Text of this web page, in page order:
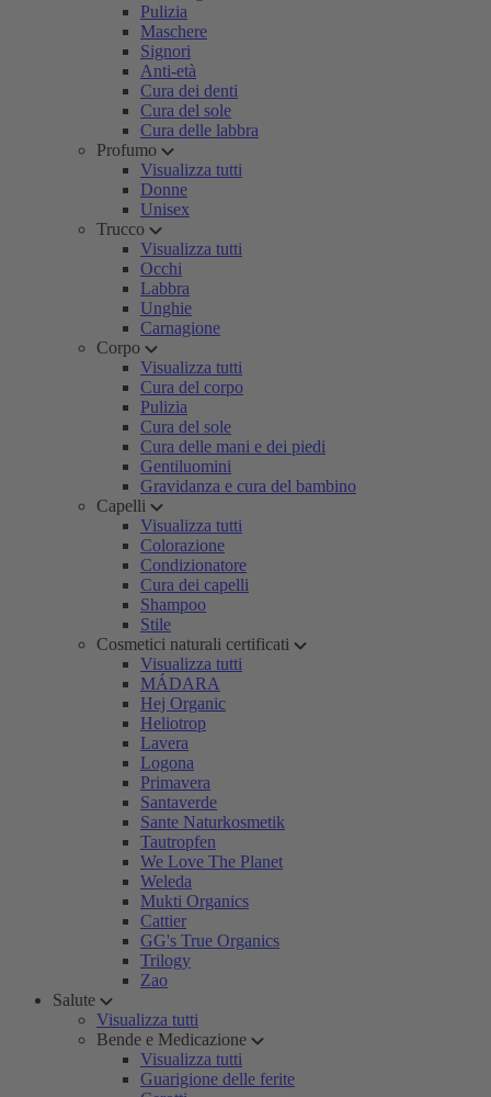
Pulizia
Maschere
Signori
Anti-età
Cura dei denti
Cura del sole
Cura delle labbra
Profumo
Visualizza tutti
Donne
Unisex
Trucco
Visualizza tutti
Occhi
Labbra
Unghie
Carnagione
Corpo
Visualizza tutti
Cura del corpo
Pulizia
Cura del sole
Cura delle mani e dei piedi
Gentiluomini
Gravidanza e cura del bambino
Capelli
Visualizza tutti
Colorazione
Condizionatore
Cura dei capelli
Shampoo
Stile
Cosmetici naturali certificati
Visualizza tutti
MÁDARA
Hej Organic
Heliotrop
Lavera
Logona
Primavera
Santaverde
Sante Naturkosmetik
Tautropfen
We Love The Planet
Weleda
Mukti Organics
Cattier
GG's True Organics
Trilogy
Zao
Salute
Visualizza tutti
Bende e Medicazione
Visualizza tutti
Guarigione delle ferite